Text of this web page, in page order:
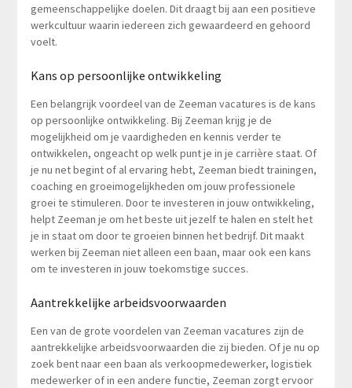
gemeenschappelijke doelen. Dit draagt bij aan een positieve
werkcultuur waarin iedereen zich gewaardeerd en gehoord
voelt.
Kans op persoonlijke ontwikkeling
Een belangrijk voordeel van de Zeeman vacatures is de kans
op persoonlijke ontwikkeling. Bij Zeeman krijg je de
mogelijkheid om je vaardigheden en kennis verder te
ontwikkelen, ongeacht op welk punt je in je carrière staat. Of
je nu net begint of al ervaring hebt, Zeeman biedt trainingen,
coaching en groeimogelijkheden om jouw professionele
groei te stimuleren. Door te investeren in jouw ontwikkeling,
helpt Zeeman je om het beste uit jezelf te halen en stelt het
je in staat om door te groeien binnen het bedrijf. Dit maakt
werken bij Zeeman niet alleen een baan, maar ook een kans
om te investeren in jouw toekomstige succes.
Aantrekkelijke arbeidsvoorwaarden
Een van de grote voordelen van Zeeman vacatures zijn de
aantrekkelijke arbeidsvoorwaarden die zij bieden. Of je nu op
zoek bent naar een baan als verkoopmedewerker, logistiek
medewerker of in een andere functie, Zeeman zorgt ervoor